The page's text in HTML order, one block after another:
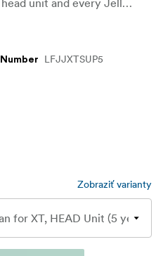
Please note! Every Jellyfish head unit and every Jellyfish expansion requires a support plan
LFJJXTSUP5
Zobraziť varianty